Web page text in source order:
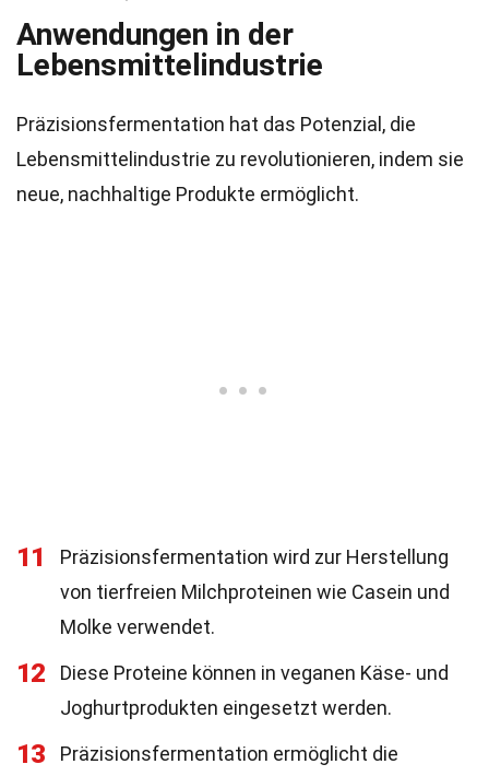
Anwendungen in der
Lebensmittelindustrie
Präzisionsfermentation hat das Potenzial, die
Lebensmittelindustrie zu revolutionieren, indem sie
neue, nachhaltige Produkte ermöglicht.
11
Präzisionsfermentation wird zur Herstellung
von tierfreien Milchproteinen wie Casein und
Molke verwendet.
12
Diese Proteine können in veganen Käse- und
Joghurtprodukten eingesetzt werden.
13
Präzisionsfermentation ermöglicht die